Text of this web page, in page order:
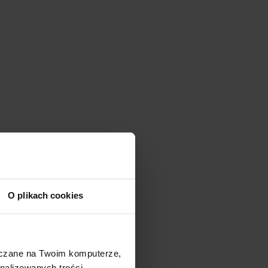
O plikach cookies
na Twoim komputerze,